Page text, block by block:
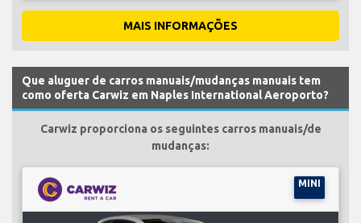
MAIS INFORMAÇÕES
Que aluguer de carros manuais/mudanças manuais tem
como oferta Carwiz em Naples International Aeroporto?
Carwiz proporciona os seguintes carros manuais/de
mudanças:
MINI